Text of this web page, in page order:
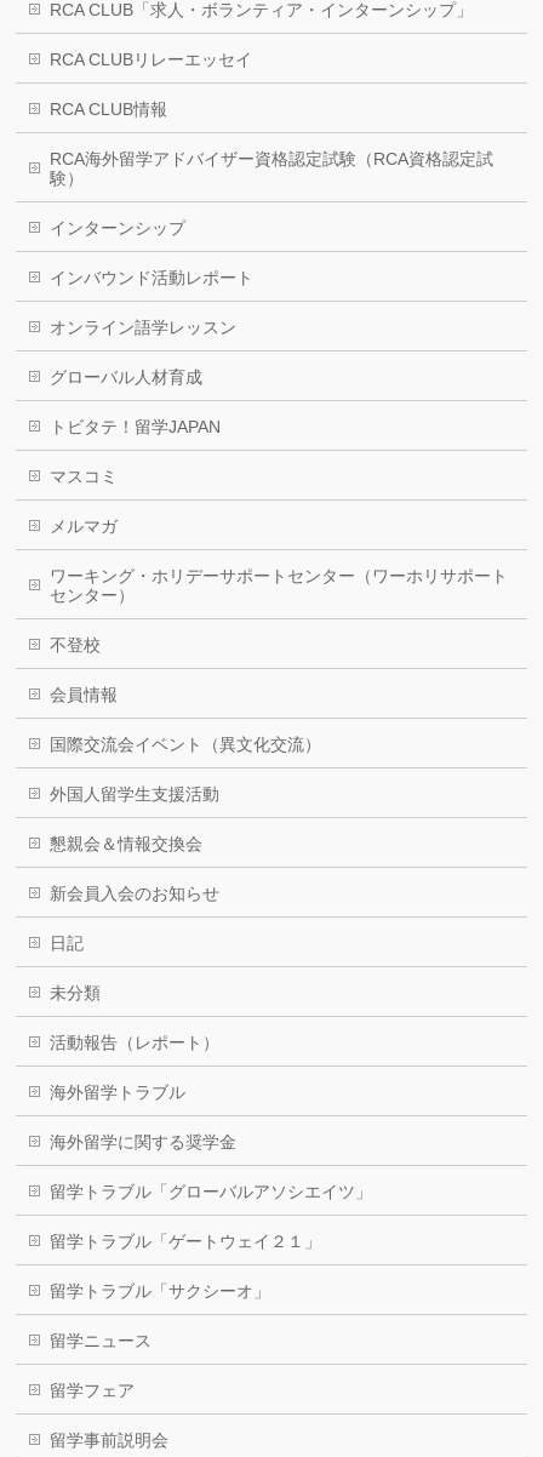
RCA CLUB「求人・ボランティア・インターンシップ」
RCA CLUBリレーエッセイ
RCA CLUB情報
RCA海外留学アドバイザー資格認定試験（RCA資格認定試
験）
インターンシップ
インバウンド活動レポート
オンライン語学レッスン
グローバル人材育成
トビタテ！留学JAPAN
マスコミ
メルマガ
ワーキング・ホリデーサポートセンター（ワーホリサポート
センター）
不登校
会員情報
国際交流会イベント（異文化交流）
外国人留学生支援活動
懇親会＆情報交換会
新会員入会のお知らせ
日記
未分類
活動報告（レポート）
海外留学トラブル
海外留学に関する奨学金
留学トラブル「グローバルアソシエイツ」
留学トラブル「ゲートウェイ２１」
留学トラブル「サクシーオ」
留学ニュース
留学フェア
留学事前説明会